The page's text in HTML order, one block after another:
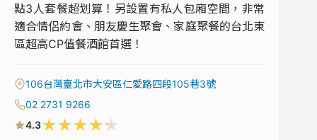
點3人套餐超划算！另設置有私人包廂空間，非常
適合情侶約會、朋友慶生聚會、家庭聚餐的台北東
區超高CP值餐酒館首選！
106台灣臺北市大安區仁愛路四段105巷3號
02 2731 9266
4.3★★★★★